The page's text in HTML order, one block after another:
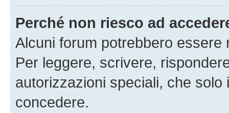
Perché non riesco ad
Alcuni forum potrebbero
Per leggere, scrivere,
autorizzazioni speciali, che solo
concedere.